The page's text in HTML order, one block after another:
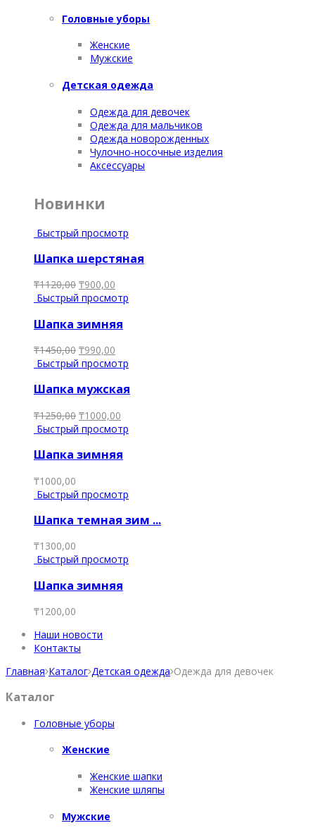
Головные уборы
Женские
Мужские
Детская одежда
Одежда для девочек
Одежда для мальчиков
Одежда новорожденных
Чулочно-носочные изделия
Аксессуары
Новинки
Быстрый просмотр
Шапка шерстяная
₸1120,00 ₸900,00
Быстрый просмотр
Шапка зимняя
₸1450,00 ₸990,00
Быстрый просмотр
Шапка мужская
₸1250,00 ₸1000,00
Быстрый просмотр
Шапка зимняя
₸1000,00
Быстрый просмотр
Шапка темная зим ...
₸1300,00
Быстрый просмотр
Шапка зимняя
₸1200,00
Наши новости
Контакты
Главная Каталог Детская одежда Одежда для девочек
Каталог
Головные уборы
Женские
Женские шапки
Женские шляпы
Мужские